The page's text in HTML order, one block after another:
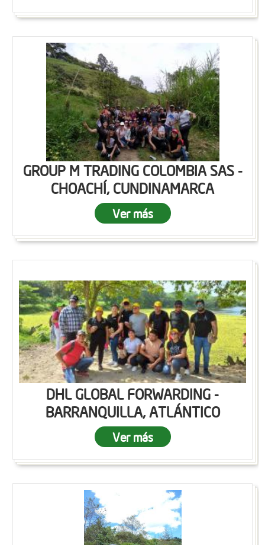
GROUP M TRADING COLOMBIA SAS -
CHOACHÍ, CUNDINAMARCA
Ver más
DHL GLOBAL FORWARDING -
BARRANQUILLA, ATLÁNTICO
Ver más